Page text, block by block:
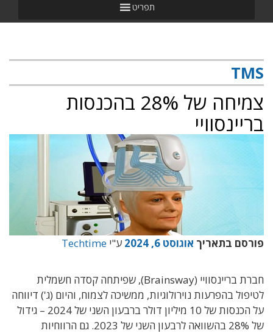
תפריט
TMS
צמיחה של 28% בהכנסות
בריינסוויי
פורסם בתאריך אוגוסט 6, 2024 ע"י Techtime
חברת בריינסוויי (Brainsway), שפיתחה קסדה חשמלית
לטיפול בהפרעות נוירולוגיות, ממשיכה לצמוח, והיום (ג') דיווחה
על הכנסות של 10 מיליון דולר ברבעון השני של 2024 – גידול
של 28% בהשוואה לרבעון השני של 2023. גם הרווחיות